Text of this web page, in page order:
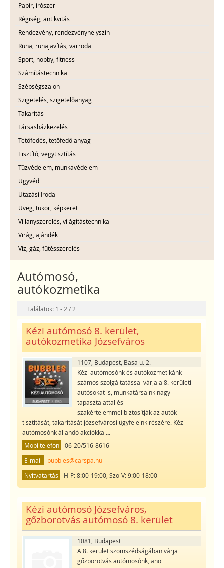
Papír, írószer
Régiség, antikvitás
Rendezvény, rendezvényhelyszín
Ruha, ruhajavítás, varroda
Sport, hobby, fitness
Számítástechnika
Szépségszalon
Szigetelés, szigetelőanyag
Takarítás
Társasházkezelés
Tetőfedés, tetőfedő anyag
Tisztító, vegytisztítás
Tűzvédelem, munkavédelem
Ügyvéd
Utazási Iroda
Üveg, tükör, képkeret
Villanyszerelés, világítástechnika
Virág, ajándék
Víz, gáz, fűtésszerelés
Autómosó,
autókozmetika
Találatok: 1 - 2 / 2
Kézi autómosó 8. kerület,
autókozmetika Józsefváros
1107, Budapest, Basa u. 2.
Kézi autómosónk és autókozmetikánk
számos szolgáltatással várja a 8. kerületi
autósokat is, munkatársaink nagy
tapasztalattal és
szakértelemmel biztosítják az autók
tisztítását, takarítását józsefvárosi ügyfeleink részére. Kézi
autómosónk állandó akciókka ...
Mobiltelefon
06-20/516-8616
E-mail
bubbles@carspa.hu
Nyitvatartás
H-P: 8:00-19:00, Szo-V: 9:00-18:00
Kézi autómosó Józsefváros,
gőzborotvás autómosó 8. kerület
1081, Budapest
A 8. kerület szomszédságában várja
gőzborotvás autómosónk, ahol